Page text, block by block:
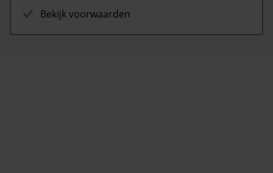
Bekijk voorwaarden